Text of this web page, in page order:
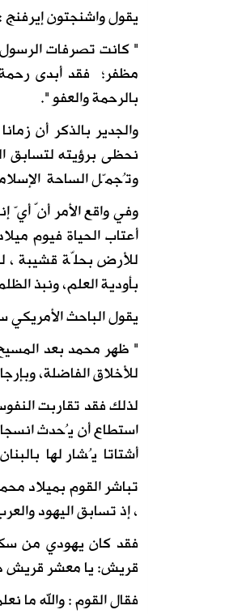
يقول واشنجتون إيرفنج :
" كانت تصرفات
مظفر؛ فقد أبدى
بالرحمة والعفو ".
والجدير بالذكر أن
نحظى برؤيته لتسابق
وتُجمّل الساحة
وفي واقع الأمر أنّ أيّ
أعتاب الحياة فيوم
للأرض بحلّة قشيبة ،
بأودية العلم، ونبذ
يقول الباحث
" ظهر محمد بعد
للأخلاق الفاضلة،
لذلك فقد تقاربت
استطاع أن يُحدث
أشتاتا يُشار لها
تباشر القوم بميلاد
، إذ تسابق اليهود
فقد كان يهودي من
قريش: يا معشر قريش
فقال القوم : والله ما